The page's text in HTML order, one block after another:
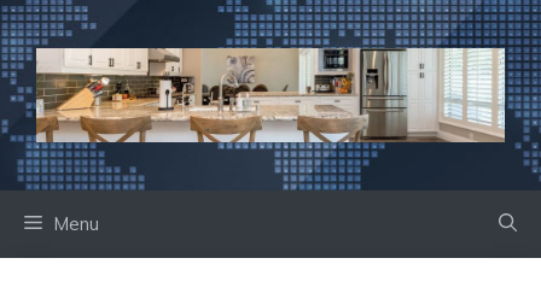
Ga
naar
de
inhoud
Menu